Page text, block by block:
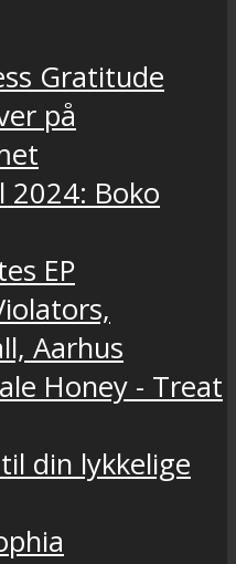
Gratitude
på
2024: Boko
EP
Aarhus
Honey - Treat
din lykkelige